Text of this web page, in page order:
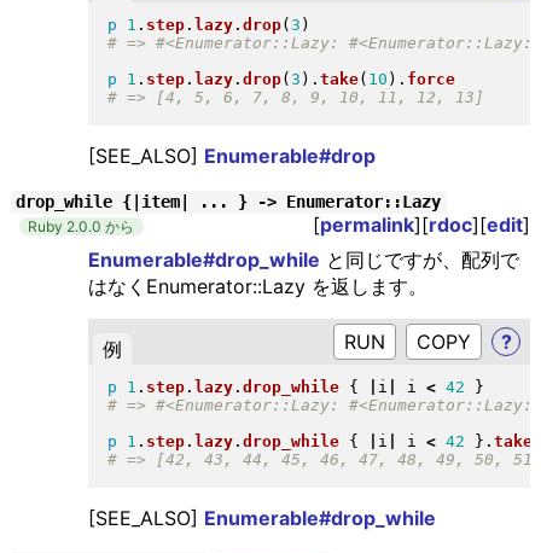
p 1 . step. lazy. drop( 3 )
p 1 . step. lazy. drop( 3 ) . take( 10 ) . force
[SEE_ALSO] Enumerable#drop
drop_while {|item| ... } -> Enumerator::Lazy
Ruby 2.0.0 から [permalink][rdoc][edit]
Enumerable#drop_while と同じですが、配列で
はなくEnumerator::Lazy を返します。
例 RUN ?
p 1 . step. lazy. drop_while { i i < 42 }
p 1 . step. lazy. drop_while { i i < 42 } . take
[SEE_ALSO] Enumerable#drop_while